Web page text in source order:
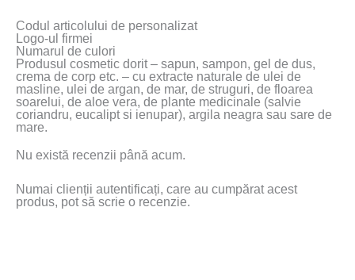
Codul articolului de personalizat
Logo-ul firmei
Numarul de culori
Produsul cosmetic dorit – sapun, sampon, gel de dus,
crema de corp etc. – cu extracte naturale de ulei de
masline, ulei de argan, de mar, de struguri, de floarea
soarelui, de aloe vera, de plante medicinale (salvie
coriandru, eucalipt si ienupar), argila neagra sau sare de
mare.
Nu există recenzii până acum.
Numai clienții autentificați, care au cumpărat acest
produs, pot să scrie o recenzie.